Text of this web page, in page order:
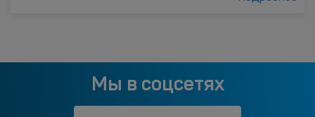
Мы в соцсетях